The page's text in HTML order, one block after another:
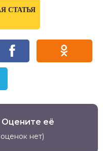
СТАТЬЯ
Оцените её
нет)